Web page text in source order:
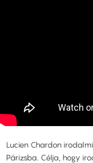
Lucien Chardon
Párizsba. Célja, hogy